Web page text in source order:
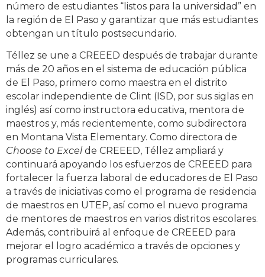
número de estudiantes “listos para la universidad” en
la región de El Paso y garantizar que más estudiantes
obtengan un título postsecundario.
Téllez se une a CREEED después de trabajar durante
más de 20 años en el sistema de educación pública
de El Paso, primero como maestra en el distrito
escolar independiente de Clint (ISD, por sus siglas en
inglés) así como instructora educativa, mentora de
maestros y, más recientemente, como subdirectora
en Montana Vista Elementary. Como directora de
Choose to Excel de CREEED, Téllez ampliará y
continuará apoyando los esfuerzos de CREEED para
fortalecer la fuerza laboral de educadores de El Paso
a través de iniciativas como el programa de residencia
de maestros en UTEP, así como el nuevo programa
de mentores de maestros en varios distritos escolares.
Además, contribuirá al enfoque de CREEED para
mejorar el logro académico a través de opciones y
programas curriculares.